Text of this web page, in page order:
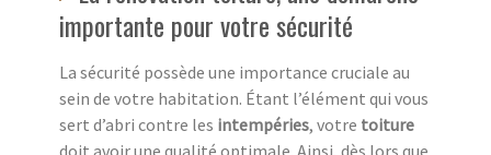
importante pour votre sécurité
La sécurité possède une importance cruciale au
sein de votre habitation. Étant l’élément qui vous
sert d’abri contre les intempéries, votre toiture
doit avoir une qualité optimale. Ainsi, dès lors que